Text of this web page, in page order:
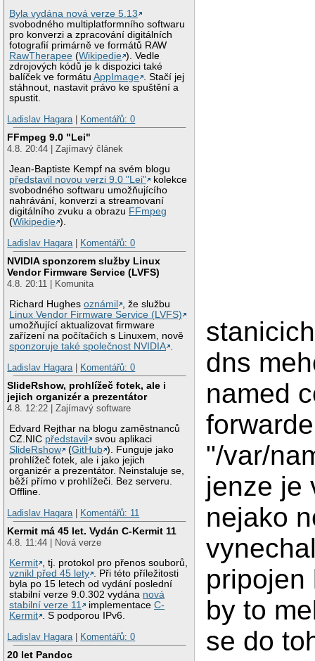
Byla vydána nová verze 5.13
svobodného multiplatformního softwaru
pro konverzi a zpracování digitálních
fotografií primárně ve formátů RAW
RawTherapee (Wikipedie ). Vedle
zdrojových kódů je k dispozici také
balíček ve formátuAppImage . Stačí jej
stáhnout, nastavit právo ke spuštění a
spustit.
Ladislav Hagara
Komentářů: 0
FFmpeg 9.0 "Lei"
4.8. 20:44 | Zajímavý článek
Jean-Baptiste Kempf na svém blogu
představil novou verzi 9.0 "Lei"
kolekce
svobodného softwaru umožňujícího
nahrávání, konverzi a streamovaní
digitálního zvuku a obrazu FFmpeg
(Wikipedie ).
Ladislav Hagara | Komentářů: 0
NVIDIA sponzorem služby Linux
Vendor Firmware Service (LVFS)
4.8. 20:11 | Komunita
Richard Hughesoznámil
, že službu
Linux Vendor Firmware Service (LVFS)
umožňující aktualizovat firmware
zařízení na počítačích s Linuxem, nově
sponzoruje také společnost NVIDIA .
Ladislav Hagara | Komentářů: 0
SlideRshow, prohlížeč fotek, ale i
jejich organizér a prezentátor
4.8. 12:22 | Zajímavý software
Edvard Rejthar na blogu zaměstnanců
CZ.NIC představil
svou aplikaci
SlideRshow
(GitHub ). Funguje jako
prohlížeč fotek, ale i jako jejich
organizér a prezentátor. Neinstaluje se,
běží přímo v prohlížeči. Bez serveru.
Offline.
Ladislav Hagara | Komentářů: 11
Kermit má 45 let. Vydán C-Kermit 11
4.8. 11:44 | Nová verze
Kermit
, tj. protokol pro přenos souborů,
vznikl před 45 lety
. Při této příležitosti
byla po 15 letech od vydání poslední
stabilní verze 9.0.302 vydána nová
stabilní verze 11
implementaceC-
Kermit
. S podporou IPv6.
Ladislav Hagara | Komentářů: 0
20 let Pandoc
dns
named
"/var/
jenze je
nejako
pripojen
by to
se do